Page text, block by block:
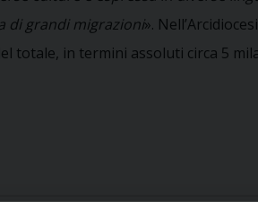
di grandi migrazioni».
totale, in termini assoluti circa 5